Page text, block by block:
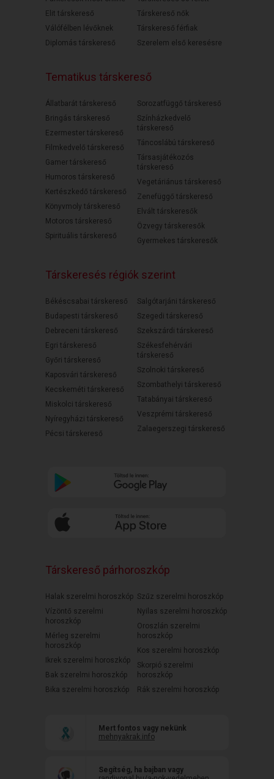
Elit társkereső
Válófélben lévőknek
Diplomás társkereső
Társkereső nők
Társkereső férfiak
Szerelem első keresésre
Tematikus társkereső
Állatbarát társkereső
Bringás társkereső
Ezermester társkereső
Filmkedvelő társkereső
Gamer társkereső
Humoros társkereső
Kertészkedő társkereső
Könyvmoly társkereső
Motoros társkereső
Spirituális társkereső
Sorozatfüggő társkereső
Színházkedvelő
társkereső
Táncoslábú társkereső
Társasjátékozós
társkereső
Vegetáriánus társkereső
Zenefüggő társkereső
Elvált társkeresők
Özvegy társkeresők
Gyermekes társkeresők
Társkeresés régiók szerint
Békéscsabai társkereső
Budapesti társkereső
Debreceni társkereső
Egri társkereső
Győri társkereső
Kaposvári társkereső
Kecskeméti társkereső
Miskolci társkereső
Nyíregyházi társkereső
Pécsi társkereső
Salgótarjáni társkereső
Szegedi társkereső
Szekszárdi társkereső
Székesfehérvári
társkereső
Szolnoki társkereső
Szombathelyi társkereső
Tatabányai társkereső
Veszprémi társkereső
Zalaegerszegi társkereső
Társkereső párhoroszkóp
Halak szerelmi horoszkóp
Vízöntő szerelmi
horoszkóp
Mérleg szerelmi
horoszkóp
Ikrek szerelmi horoszkóp
Bak szerelmi horoszkóp
Bika szerelmi horoszkóp
Szűz szerelmi horoszkóp
Nyilas szerelmi horoszkóp
Oroszlán szerelmi
horoszkóp
Kos szerelmi horoszkóp
Skorpió szerelmi
horoszkóp
Rák szerelmi horoszkóp
Mert fontos vagy nekünk
mehnyakrak.info
Segítség, ha bajban vagy